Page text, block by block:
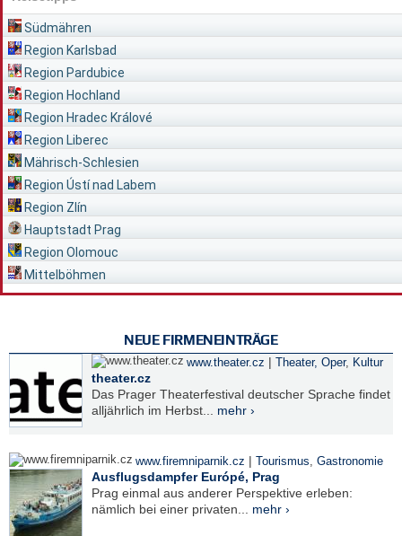
Südmähren
Region Karlsbad
Region Pardubice
Region Hochland
Region Hradec Králové
Region Liberec
Mährisch-Schlesien
Region Ústí nad Labem
Region Zlín
Hauptstadt Prag
Region Olomouc
Mittelböhmen
NEUE FIRMENEINTRÄGE
www.theater.cz | Theater, Oper, Kultur
theater.cz
Das Prager Theaterfestival deutscher Sprache findet
alljährlich im Herbst... mehr ›
www.firemniparnik.cz | Tourismus, Gastronomie
Ausflugsdampfer Európé, Prag
Prag einmal aus anderer Perspektive erleben:
nämlich bei einer privaten... mehr ›